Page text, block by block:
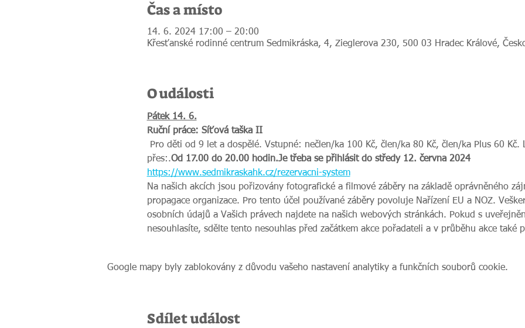
Čas a místo
14. 6. 2024 17:00 – 20:00
Křesťanské rodinné centrum Sedmikráska, 4, Zieglerova 230, 500 03 Hradec Králové,
O události
Pátek 14. 6.
Ruční práce: Síťová taška II
Pro děti od 9 let a dospělé. Vstupné: nečlen/ka 100 Kč, člen/ka 80 Kč, člen/ka Plus 60
přes:.Od 17.00 do 20.00 hodin.Je třeba se přihlásit do středy 12. června 2024
https://www.sedmikraskahk.cz/rezervacni-system
Na našich akcích jsou pořizovány fotografické a filmové záběry na základě oprávněného
propagace organizace. Pro tento účel používané záběry povoluje Nařízení EU a NOZ.
osobních údajů a Vašich právech najdete na našich webových stránkách. Pokud s
nesouhlasíte, sdělte tento nesouhlas před začátkem akce pořadateli a v průběhu akce také
Google mapy byly zablokovány z důvodu vašeho nastavení analytiky a funkčních souborů cookie.
Sdílet událost